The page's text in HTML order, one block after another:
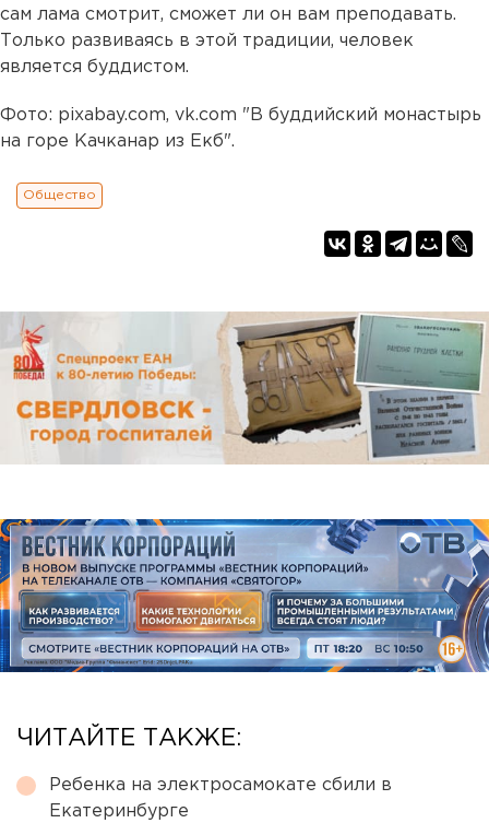
сам лама смотрит, сможет ли он вам преподавать.
Только развиваясь в этой традиции, человек
является буддистом.
Фото: pixabay.com, vk.com "В буддийский монастырь
на горе Качканар из Екб".
Общество
ЧИТАЙТЕ ТАКЖЕ:
Ребенка на электросамокате сбили в
Екатеринбурге